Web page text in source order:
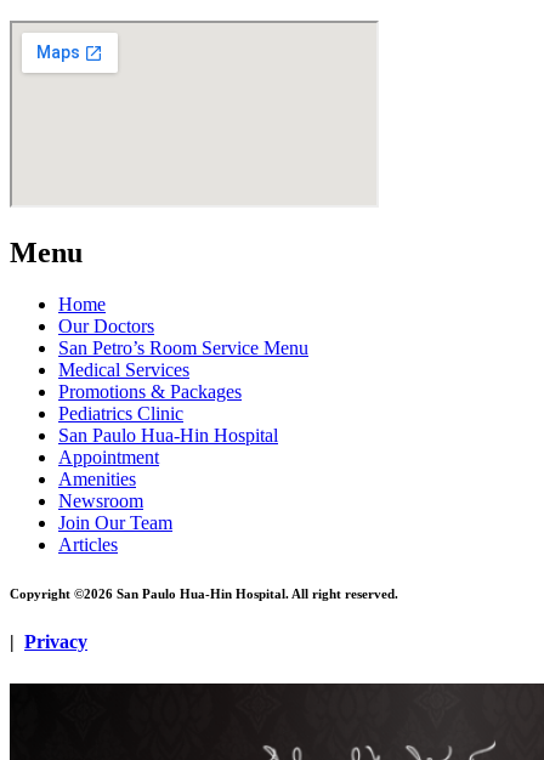
Menu
Home
Our Doctors
San Petro’s Room Service Menu
Medical Services
Promotions & Packages
Pediatrics Clinic
San Paulo Hua-Hin Hospital
Appointment
Amenities
Newsroom
Join Our Team
Articles
Copyright ©2026 San Paulo Hua-Hin Hospital. All right reserved.
| Privacy